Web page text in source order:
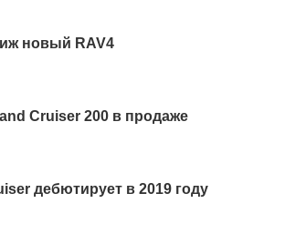
новый RAV4
Cruiser 200 в продаже
дебютирует в 2019 году